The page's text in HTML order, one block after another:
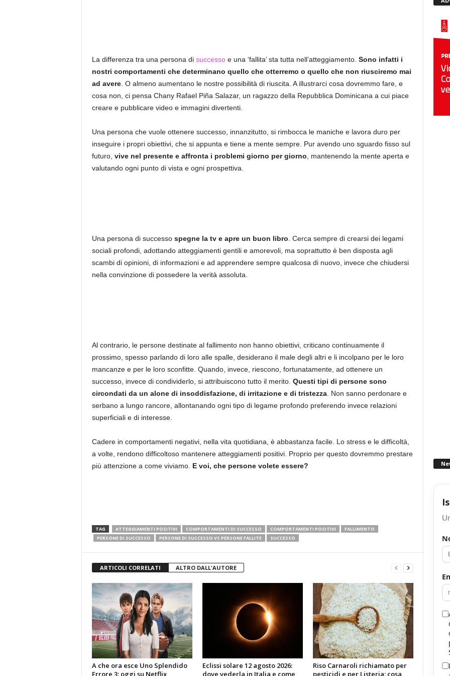
La differenza tra una persona di successo e una ‘fallita’ sta tutta nell’atteggiamento. Sono infatti i
nostri comportamenti che determinano quello che otterremo o quello che non riusciremo mai
ad avere. O almeno aumentano le nostre possibilità di riuscita. A illustrarci cosa dovremmo fare, e
cosa non, ci pensa Chany Rafael Piña Salazar, un ragazzo della Repubblica Dominicana a cui piace
creare e pubblicare video e immagini divertenti.
Una persona che vuole ottenere successo, innanzitutto, si rimbocca le maniche e lavora duro per
inseguire i propri obiettivi, che si appunta e tiene a mente sempre. Pur avendo uno sguardo fisso sul
futuro, vive nel presente e affronta i problemi giorno per giorno , mantenendo la mente aperta e
valutando ogni punto di vista e ogni prospettiva.
Una persona di successo spegne la tv e apre un buon libro . Cerca sempre di crearsi dei legami
sociali profondi, adottando atteggiamenti gentili e amorevoli, ma soprattutto è ben disposta agli
scambi di opinioni, di informazioni e ad apprendere sempre qualcosa di nuovo, invece che chiudersi
nella convinzione di possedere la verità assoluta.
Al contrario, le persone destinate al fallimento non hanno obiettivi, criticano continuamente il
prossimo, spesso parlando di loro alle spalle, desiderano il male degli altri e li incolpano per le loro
mancanze e per le loro sconfitte. Quando, invece, riescono, fortunatamente, ad ottenere un
successo, invece di condividerlo, si attribuiscono tutto il merito. Questi tipi di persone sono
circondati da un alone di insoddisfazione, di irritazione e di tristezza. Non sanno perdonare e
serbano a lungo rancore, allontanando ogni tipo di legame profondo preferendo invece relazioni
superficiali e di interesse.
Cadere in comportamenti negativi, nella vita quotidiana, è abbastanza facile. Lo stress e le difficoltà,
a volte, rendono difficoltoso mantenere atteggiamenti positivi. Proprio per questo dovremmo prestare
più attenzione a come viviamo. E voi, che persone volete essere?
TAG ATTEGGIAMENTI POSITIVI COMPORTAMENTI DI SUCCESSO COMPORTAMENTI POSITIVI
FALLIMENTO
PERSONE DI SUCCESSO
PERSONE DI SUCCESSO VS PERSONE FALLITE SUCCESSO
ARTICOLI CORRELATI ALTRO DALL'AUTORE
A che ora esce Uno Splendido
Errore 3: oggi su Netflix,
Eclissi solare 12 agosto 2026:
dove vederla in Italia e come
Riso Carnaroli richiamato per
pesticidi e per Listeria: cosa